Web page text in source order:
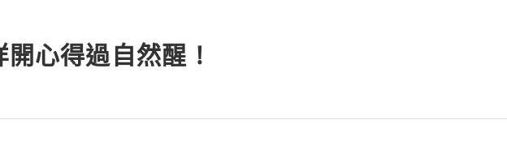
開心得過自然醒 !